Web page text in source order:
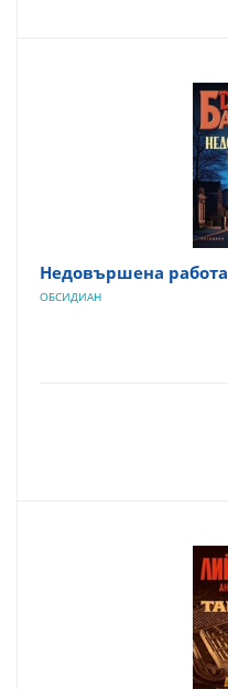
Недовършена работа
ОБСИДИАН